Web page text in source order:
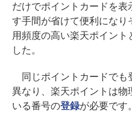
だけでポイントカードを表
す手間が省けて便利になり
用頻度の高い楽天ポイント
した。
同じポイントカードでも
異なり、楽天ポイントは物
いる番号の登録が必要です